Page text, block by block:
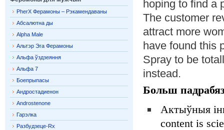
hoping to find a
The customer
attract more
have found this
Spray to be
instead.
Больш
Актыўныя
content is
PherX Ферамоны – Рэкамендаваны
Абсалютна ды
Alpha Male
Альтэр Эга Ферамоны
Альфа ўздзеяння
Альфа 7
Боепрыпасы
Андростадиенон
Androstenone
Гарэлка
Разбудзеце-Rx